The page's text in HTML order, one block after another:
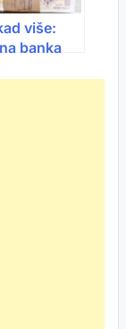
više:
banka